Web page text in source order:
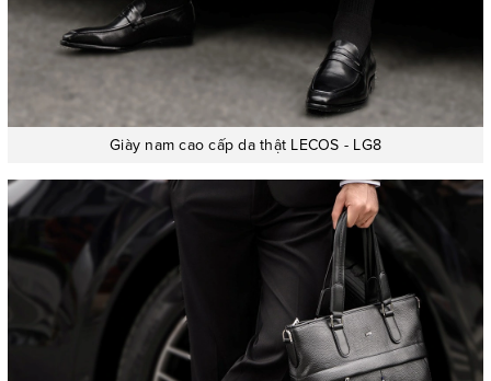
Giày nam cao cấp da thật LECOS - LG8